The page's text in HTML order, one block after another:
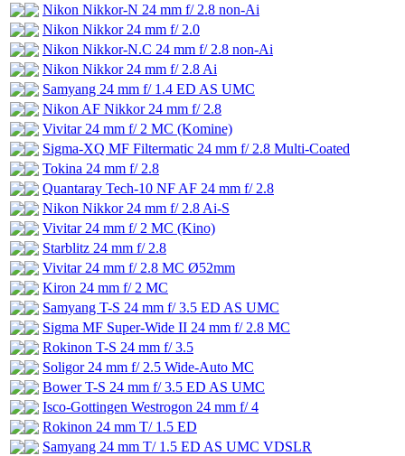
Nikon Nikkor-N 24 mm f/ 2.8 non-Ai
Nikon Nikkor 24 mm f/ 2.0
Nikon Nikkor-N.C 24 mm f/ 2.8 non-Ai
Nikon Nikkor 24 mm f/ 2.8 Ai
Samyang 24 mm f/ 1.4 ED AS UMC
Nikon AF Nikkor 24 mm f/ 2.8
Vivitar 24 mm f/ 2 MC (Komine)
Sigma-XQ MF Filtermatic 24 mm f/ 2.8 Multi-Coated
Tokina 24 mm f/ 2.8
Quantaray Tech-10 NF AF 24 mm f/ 2.8
Nikon Nikkor 24 mm f/ 2.8 Ai-S
Vivitar 24 mm f/ 2 MC (Kino)
Starblitz 24 mm f/ 2.8
Vivitar 24 mm f/ 2.8 MC Ø52mm
Kiron 24 mm f/ 2 MC
Samyang T-S 24 mm f/ 3.5 ED AS UMC
Sigma MF Super-Wide II 24 mm f/ 2.8 MС
Rokinon T-S 24 mm f/ 3.5
Soligor 24 mm f/ 2.5 Wide-Auto MC
Bower T-S 24 mm f/ 3.5 ED AS UMC
Isco-Gottingen Westrogon 24 mm f/ 4
Rokinon 24 mm T/ 1.5 ED
Samyang 24 mm T/ 1.5 ED AS UMC VDSLR